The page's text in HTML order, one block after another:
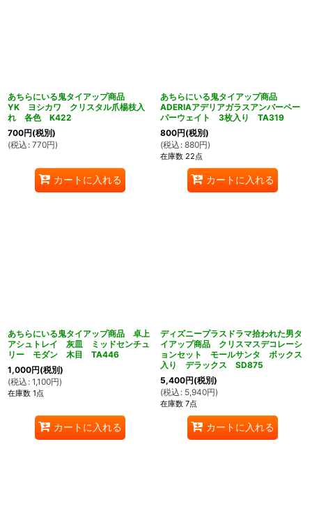
あちらにいる鬼タイアップ商品
YK ヨシカワ クリスタル爪楊枝入
れ 各色 K422
700円(税別)
(税込 : 770円)
カートに入れる
あちらにいる鬼タイアップ商品
ADERIAアデリアガラスアンバーペー
パーウェイト 3枚入り TA319
800円(税別)
(税込 : 880円)
在庫数 22点
カートに入れる
あちらにいる鬼タイアップ商品 卓上
アシュトレイ 灰皿 ミッドセンチュ
リー モダン 木目 TA446
1,000円(税別)
(税込 : 1,100円)
在庫数 1点
カートに入れる
ディズニープラスドラマ拾われた男タ
イアップ商品 クリスマスデコレーシ
ョンセット モールサンタ ボックス
入り デラックス SD875
5,400円(税別)
(税込 : 5,940円)
在庫数 7点
カートに入れる